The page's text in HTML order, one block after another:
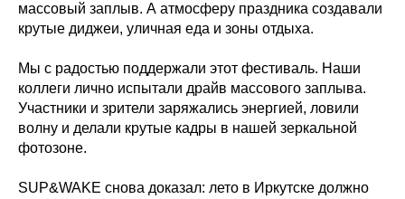
массовый заплыв. А атмосферу праздника создавали
крутые диджеи, уличная еда и зоны отдыха.
Мы с радостью поддержали этот фестиваль. Наши
коллеги лично испытали драйв массового заплыва.
Участники и зрители заряжались энергией, ловили
волну и делали крутые кадры в нашей зеркальной
фотозоне.
SUP&WAKE снова доказал: лето в Иркутске должно